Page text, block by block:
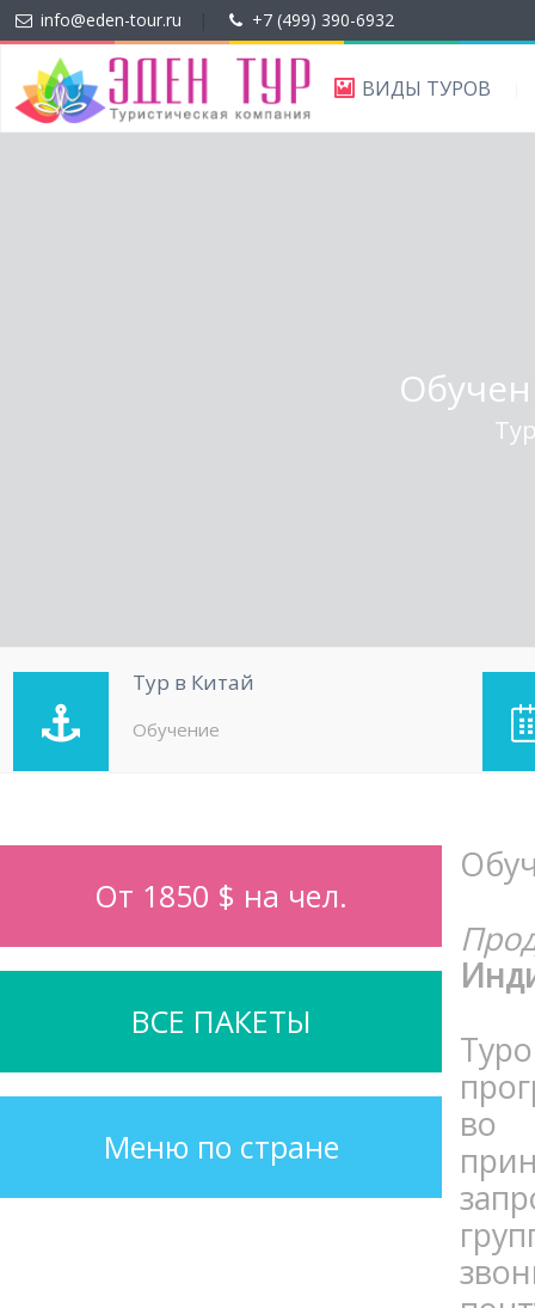
info@eden-tour.ru +7 (499) 390-6932
ВИДЫ ТУРОВ
Тур в Китай
Обучение
От 1850 $ на чел.
ВСЕ ПАКЕТЫ
Меню по стране
во